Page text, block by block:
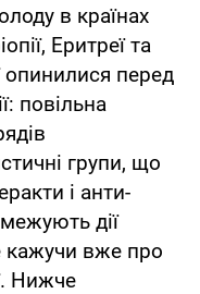
в країнах
Еритреї та
опинилися перед
повільна
групи, що
і анти-
дії
кажучи вже про
Нижче